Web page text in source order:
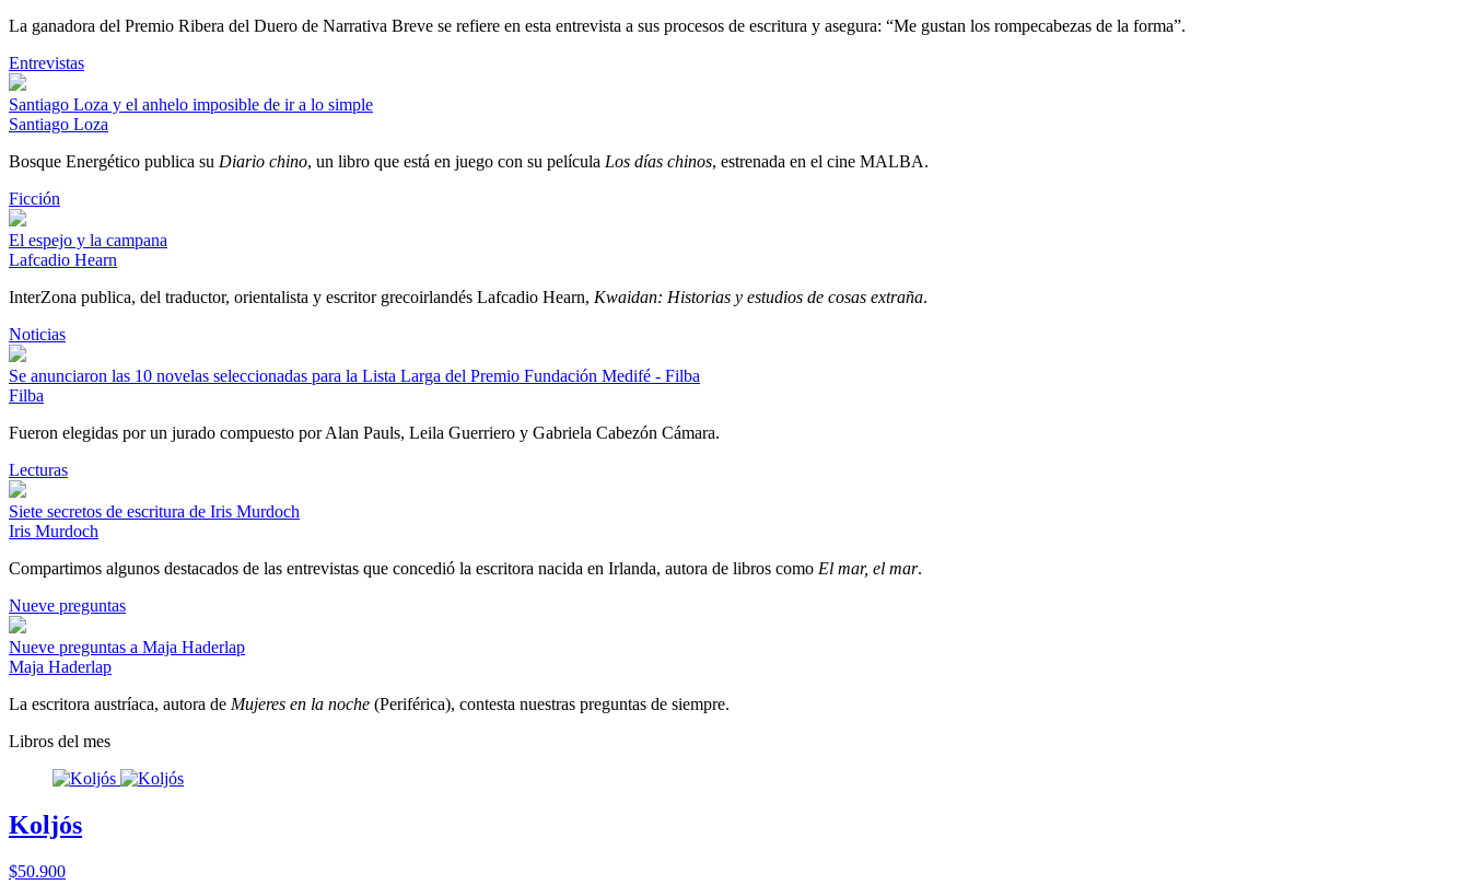
La ganadora del Premio Ribera del Duero de Narrativa Breve se refiere en esta entrevista a sus procesos de escritura y asegura: “Me gustan los rompecabezas de la forma”.
Entrevistas
Santiago Loza y el anhelo imposible de ir a lo simple
Santiago Loza
Bosque Energético publica su Diario chino, un libro que está en juego con su película Los días chinos, estrenada en el cine MALBA.
Ficción
El espejo y la campana
Lafcadio Hearn
InterZona publica, del traductor, orientalista y escritor grecoirlandés Lafcadio Hearn, Kwaidan: Historias y estudios de cosas extraña.
Noticias
Se anunciaron las 10 novelas seleccionadas para la Lista Larga del Premio Fundación Medifé - Filba
Filba
Fueron elegidas por un jurado compuesto por Alan Pauls, Leila Guerriero y Gabriela Cabezón Cámara.
Lecturas
Siete secretos de escritura de Iris Murdoch
Iris Murdoch
Compartimos algunos destacados de las entrevistas que concedió la escritora nacida en Irlanda, autora de libros como El mar, el mar.
Nueve preguntas
Nueve preguntas a Maja Haderlap
Maja Haderlap
La escritora austríaca, autora de Mujeres en la noche (Periférica), contesta nuestras preguntas de siempre.
Libros del mes
Koljós
$50.900